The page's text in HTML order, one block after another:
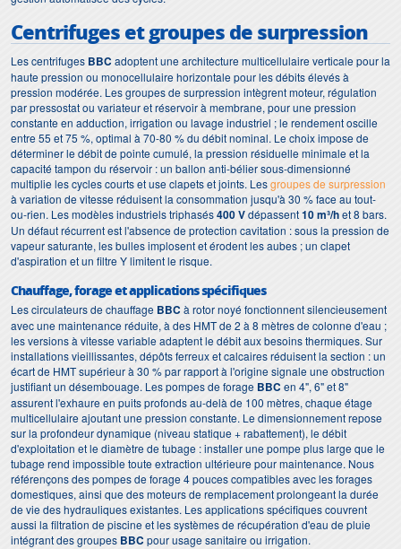
Centrifuges et groupes de surpression
Les centrifuges BBC adoptent une architecture multicellulaire verticale pour la
haute pression ou monocellulaire horizontale pour les débits élevés à
pression modérée. Les groupes de surpression intègrent moteur, régulation
par pressostat ou variateur et réservoir à membrane, pour une pression
constante en adduction, irrigation ou lavage industriel ; le rendement oscille
entre 55 et 75 %, optimal à 70-80 % du débit nominal. Le choix impose de
déterminer le débit de pointe cumulé, la pression résiduelle minimale et la
capacité tampon du réservoir : un ballon anti-bélier sous-dimensionné
multiplie les cycles courts et use clapets et joints. Lesgroupes de surpression
à variation de vitesse réduisent la consommation jusqu'à 30 % face au tout-
ou-rien. Les modèles industriels triphasés400 Vdépassent10 m³/het 8 bars.
Un défaut récurrent est l'absence de protection cavitation : sous la pression de
vapeur saturante, les bulles implosent et érodent les aubes ; un clapet
d'aspiration et un filtre Y limitent le risque.
Chauffage, forage et applications spécifiques
Les circulateurs de chauffage BBC à rotor noyé fonctionnent silencieusement
avec une maintenance réduite, à des HMT de 2 à 8 mètres de colonne d'eau ;
les versions à vitesse variable adaptent le débit aux besoins thermiques. Sur
installations vieillissantes, dépôts ferreux et calcaires réduisent la section : un
écart de HMT supérieur à 30 % par rapport à l'origine signale une obstruction
justifiant un désembouage. Les pompes de forage BBC en 4", 6" et 8"
assurent l'exhaure en puits profonds au-delà de 100 mètres, chaque étage
multicellulaire ajoutant une pression constante. Le dimensionnement repose
sur la profondeur dynamique (niveau statique + rabattement), le débit
d'exploitation et le diamètre de tubage : installer une pompe plus large que le
tubage rend impossible toute extraction ultérieure pour maintenance. Nous
référençons des pompes de forage 4 pouces compatibles avec les forages
domestiques, ainsi que des moteurs de remplacement prolongeant la durée
de vie des hydrauliques existantes. Les applications spécifiques couvrent
aussi la filtration de piscine et les systèmes de récupération d'eau de pluie
intégrant des groupes BBC pour usage sanitaire ou irrigation.